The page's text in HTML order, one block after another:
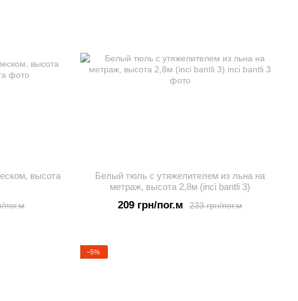
высота
пог.м
Белый тюль с утяжелителем из льна на
метраж, высота 2,8м (inci bantli 3)
233 грн/пог.м
209 грн/пог.м
−5%